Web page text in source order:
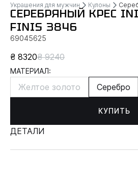
Украшения для мужчин Кулоны
СЕРЕБРЯНЫЙ КРЕС
FINIS 3846
69045625
₴ 8320₴ 9240
МАТЕРИАЛ:
Желтое золото Серебро
КУПИТЬ
ДЕТАЛИ